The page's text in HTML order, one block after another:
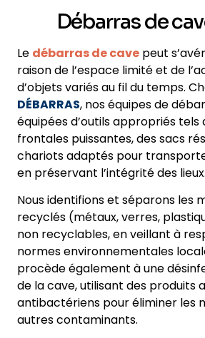
Débarras de
Le débarras de cave peut
raison de l’espace limité et de
d’objets variés au fil du temps.
DÉBARRAS, nos équipes de
équipées d’outils appropriés tels
frontales puissantes, des sacs
chariots adaptés pour
en préservant l’intégrité des lieux.
Nous identifions et séparons les
recyclés (métaux, verres,
non recyclables, en veillant à
normes environnementales
procède également à une
de la cave, utilisant des produits
antibactériens pour éliminer les
autres contaminants.